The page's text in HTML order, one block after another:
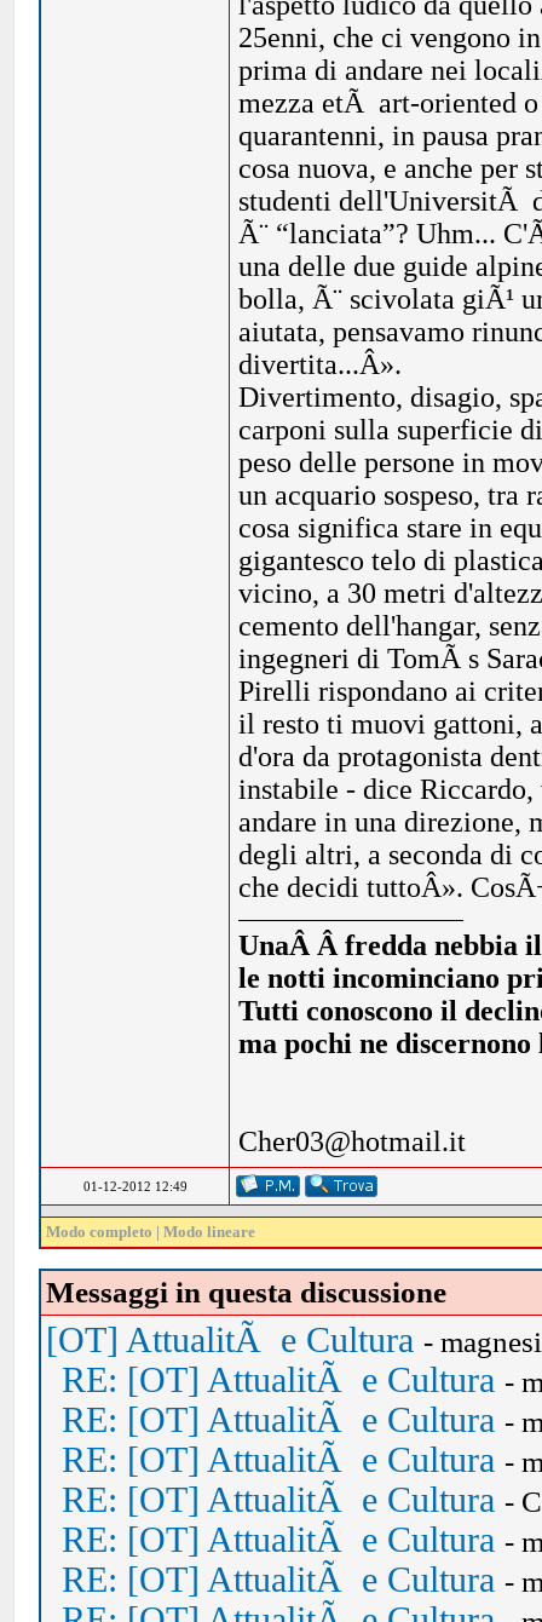
25enni, che ci vengono
prima di andare nei
mezza etÃ art-oriented
quarantenni, in pausa
cosa nuova, e anche
studenti dell'UniversitÃ
Ã¨ “lanciata”? Uhm...
una delle due guide
bolla, Ã¨ scivolata giÃ¹
aiutata, pensavamo
divertita...Â».
Divertimento, disagio,
carponi sulla superficie
peso delle persone in
un acquario sospeso, tra
cosa significa stare in
gigantesco telo di
vicino, a 30 metri
cemento dell'hangar,
ingegneri di TomÃ s
Pirelli rispondano ai
il resto ti muovi gattoni,
d'ora da protagonista
instabile - dice
andare in una direzione,
degli altri, a seconda di
che decidi tuttoÂ».
UnaÂ Â fredda nebbia
le notti incominciano
Tutti conoscono il
ma pochi ne
Cher03@hotmail.it
01-12-2012 12:49
Modo completo |Modo lineare
Messaggi in questa discussione
[OT] AttualitÃ e Cultura -
RE: [OT] AttualitÃ e Cultura -
RE: [OT] AttualitÃ e Cultura -
RE: [OT] AttualitÃ e Cultura -
RE: [OT] AttualitÃ e Cultura -
RE: [OT] AttualitÃ e Cultura -
RE: [OT] AttualitÃ e Cultura -